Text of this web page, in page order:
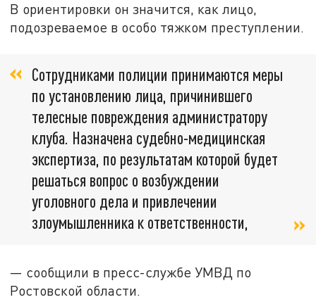
В ориентировки он значится, как лицо,
подозреваемое в особо тяжком преступлении.
Сотрудниками полиции принимаются меры
по установлению лица, причинившего
телесные повреждения администратору
клуба. Назначена судебно-медицинская
экспертиза, по результатам которой будет
решаться вопрос о возбуждении
уголовного дела и привлечении
злоумышленника к ответственности,
— сообщили в пресс-службе УМВД по
Ростовской области.